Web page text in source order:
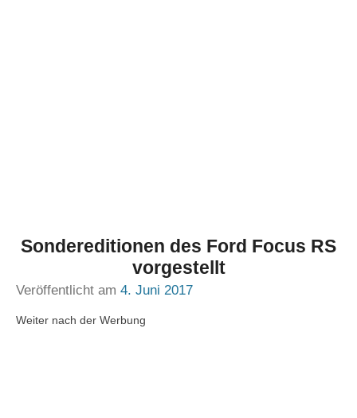
Sondereditionen des Ford Focus RS
vorgestellt
Veröffentlicht am 4. Juni 2017
Weiter nach der Werbung